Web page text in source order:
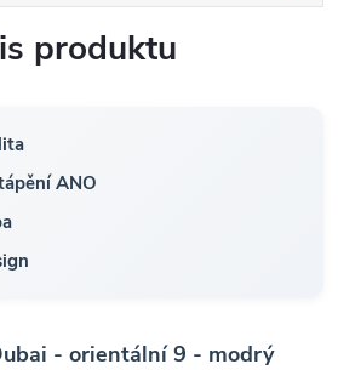
produktu
ANO
- orientální 9 - modrý